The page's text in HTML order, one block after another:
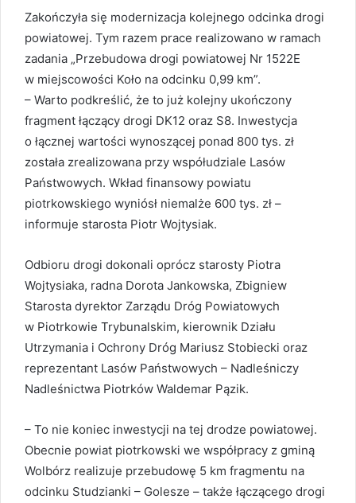
Zakończyła się modernizacja kolejnego odcinka drogi
powiatowej. Tym razem prace realizowano w ramach
zadania „Przebudowa drogi powiatowej Nr 1522E
w miejscowości Koło na odcinku 0,99 km”.
– Warto podkreślić, że to już kolejny ukończony
fragment łączący drogi DK12 oraz S8. Inwestycja
o łącznej wartości wynoszącej ponad 800 tys. zł
została zrealizowana przy współudziale Lasów
Państwowych. Wkład finansowy powiatu
piotrkowskiego wyniósł niemalże 600 tys. zł –
informuje starosta Piotr Wojtysiak.
Odbioru drogi dokonali oprócz starosty Piotra
Wojtysiaka, radna Dorota Jankowska, Zbigniew
Starosta dyrektor Zarządu Dróg Powiatowych
w Piotrkowie Trybunalskim, kierownik Działu
Utrzymania i Ochrony Dróg Mariusz Stobiecki oraz
reprezentant Lasów Państwowych – Nadleśniczy
Nadleśnictwa Piotrków Waldemar Pązik.
– To nie koniec inwestycji na tej drodze powiatowej.
Obecnie powiat piotrkowski we współpracy z gminą
Wolbórz realizuje przebudowę 5 km fragmentu na
odcinku Studzianki – Golesze – także łączącego drogi